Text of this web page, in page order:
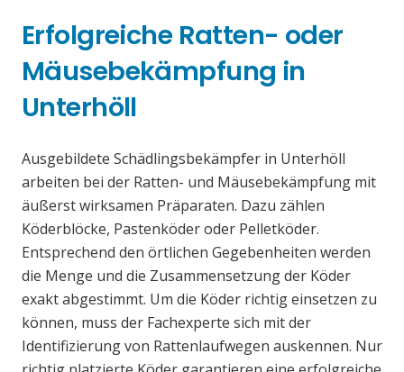
Erfolgreiche Ratten- oder
Mäusebekämpfung in
Unterhöll
Ausgebildete Schädlingsbekämpfer in Unterhöll
arbeiten bei der Ratten- und Mäusebekämpfung mit
äußerst wirksamen Präparaten. Dazu zählen
Köderblöcke, Pastenköder oder Pelletköder.
Entsprechend den örtlichen Gegebenheiten werden
die Menge und die Zusammensetzung der Köder
exakt abgestimmt. Um die Köder richtig einsetzen zu
können, muss der Fachexperte sich mit der
Identifizierung von Rattenlaufwegen auskennen. Nur